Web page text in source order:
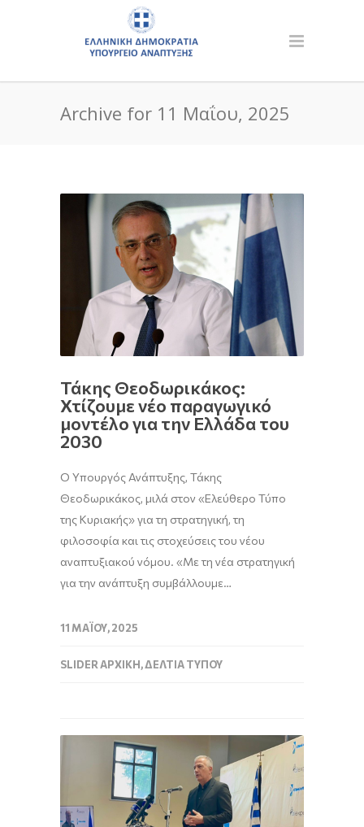
Archive for 11 Μαΐου, 2025
Τάκης Θεοδωρικάκος:
Χτίζουμε νέο παραγωγικό
μοντέλο για την Ελλάδα του
2030
Ο Υπουργός Ανάπτυξης, Τάκης
Θεοδωρικάκος, μιλά στον «Ελεύθερο Τύπο
της Κυριακής» για τη στρατηγική, τη
φιλοσοφία και τις στοχεύσεις του νέου
αναπτυξιακού νόμου. «Με τη νέα στρατηγική
για την ανάπτυξη συμβάλλουμε…
11 ΜΑΪ́ΟΥ, 2025
SLIDER ΑΡΧΙΚΉ,ΔΕΛΤΊΑ ΤΎΠΟΥ